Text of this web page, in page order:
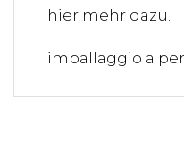
imballaggio a